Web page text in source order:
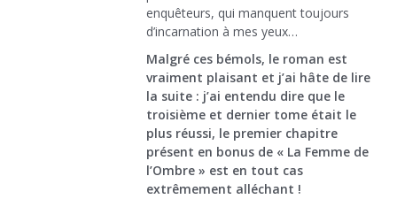
enquêteurs, qui manquent toujours
d’incarnation à mes yeux…
Malgré ces bémols, le roman est
vraiment plaisant et j’ai hâte de lire
la suite : j’ai entendu dire que le
troisième et dernier tome était le
plus réussi, le premier chapitre
présent en bonus de « La Femme de
l’Ombre » est en tout cas
extrêmement alléchant !